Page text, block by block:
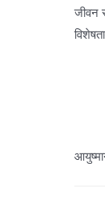
जीवन